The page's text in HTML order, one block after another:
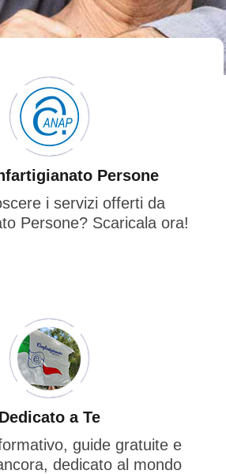
Persone
i servizi offerti da
Persone? Scaricala ora!
Dedicato a Te
guide gratuite e
dedicato al mondo